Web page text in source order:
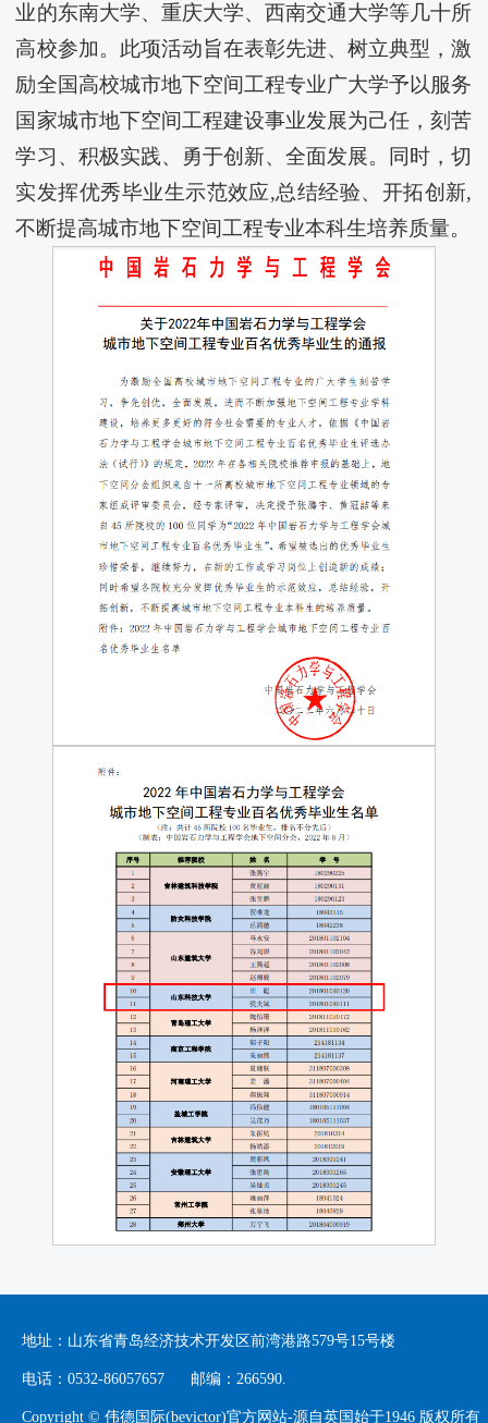
业的东南大学、重庆大学、西南交通大学等几十所
高校参加。此项活动旨在表彰先进、树立典型，激
励全国高校城市地下空间工程专业广大学予以服务
国家城市地下空间工程建设事业发展为己任，刻苦
学习、积极实践、勇于创新、全面发展。同时，切
实发挥优秀毕业生示范效应,总结经验、开拓创新,
不断提高城市地下空间工程专业本科生培养质量。
地址：山东省青岛经济技术开发区前湾港路579号15号楼
电话：0532-86057657 邮编：266590.
Copyright © 伟德国际(bevictor)官方网站-源自英国始于1946 版权所有